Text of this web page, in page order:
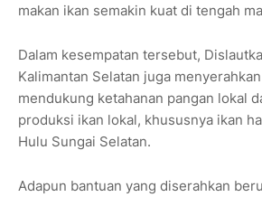
makan ikan semakin kuat di tengah
Dalam kesempatan tersebut,
Kalimantan Selatan juga
mendukung ketahanan pangan lokal
produksi ikan lokal, khususnya ikan
Hulu Sungai Selatan.
Adapun bantuan yang diserahkan